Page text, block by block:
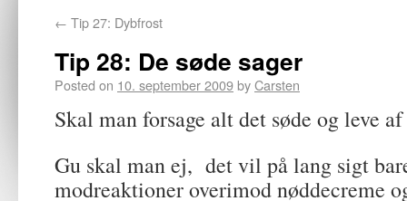
← Tip 27: Dybfrost
Tip 28: De søde sager
Posted on 10. september 2009byCarsten
Skal man forsage alt det søde og leve
Gu skal man ej, det vil på lang sigt
modreaktioner overimod nøddecreme